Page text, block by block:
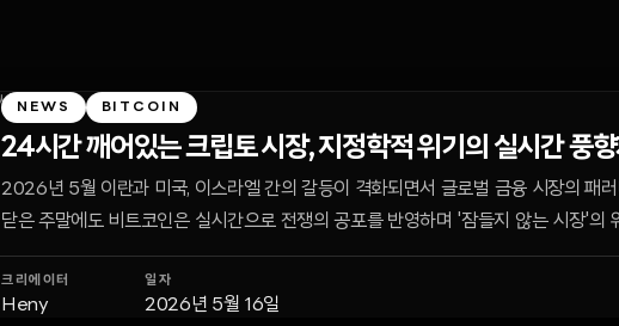
NEWS BITCOIN
24시간 깨어있는 크립토 시장, 지정학적 위기의 실시간 풍
2026년 5월 이란과 미국, 이스라엘 간의 갈등이 격화되면서 글로벌 금융 시장의 패
닫은 주말에도 비트코인은 실시간으로 전쟁의 공포를 반영하며 '잠들지 않는 시장'의
크리에이터
Heny
일자
2026년 5월 16일